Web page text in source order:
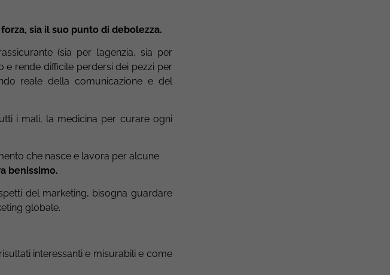
sia il suo punto di debolezza.
(sia per l’agenzia, sia per
e rende difficile perdersi dei pezzi per
reale della comunicazione e del
i mali, la medicina per curare ogni
che nasce e lavora per alcune
benissimo.
del marketing, bisogna guardare
globale.
interessanti e misurabili e come